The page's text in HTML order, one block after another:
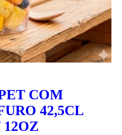
COM
42,5CL
12OZ